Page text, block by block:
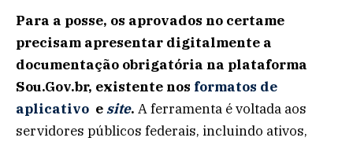
Para a posse, os aprovados no certame
precisam apresentar digitalmente a
documentação obrigatória na plataforma
Sou.Gov.br, existente nos formatos de
aplicativo esite. A ferramenta é voltada aos
servidores públicos federais, incluindo ativos,